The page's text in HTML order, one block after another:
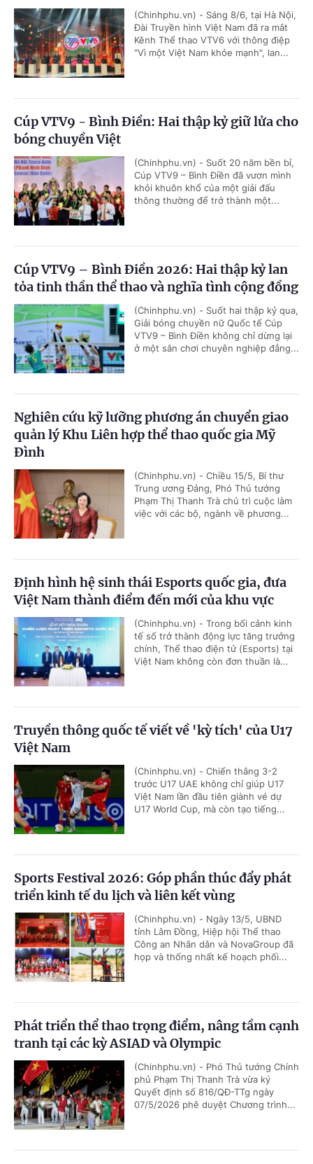
(Chinhphu.vn) - Sáng 8/6, tại Hà Nội,
Đài Truyền hình Việt Nam đã ra mắt
Kênh Thể thao VTV6 với thông điệp
"Vì một Việt Nam khỏe mạnh", lan...
Cúp VTV9 - Bình Điền: Hai thập kỷ giữ lửa cho
bóng chuyền Việt
(Chinhphu.vn) - Suốt 20 năm bền bỉ,
Cúp VTV9 – Bình Điền đã vươn mình
khỏi khuôn khổ của một giải đấu
thông thường để trở thành một...
Cúp VTV9 – Bình Điền 2026: Hai thập kỷ lan
tỏa tinh thần thể thao và nghĩa tình cộng đồng
(Chinhphu.vn) - Suốt hai thập kỷ qua,
Giải bóng chuyền nữ Quốc tế Cúp
VTV9 – Bình Điền không chỉ dừng lại
ở một sân chơi chuyên nghiệp đẳng...
Nghiên cứu kỹ lưỡng phương án chuyển giao
quản lý Khu Liên hợp thể thao quốc gia Mỹ
Đình
(Chinhphu.vn) - Chiều 15/5, Bí thư
Trung ương Đảng, Phó Thủ tướng
Phạm Thị Thanh Trà chủ trì cuộc làm
việc với các bộ, ngành về phương...
Định hình hệ sinh thái Esports quốc gia, đưa
Việt Nam thành điểm đến mới của khu vực
(Chinhphu.vn) - Trong bối cảnh kinh
tế số trở thành động lực tăng trưởng
chính, Thể thao điện tử (Esports) tại
Việt Nam không còn đơn thuần là...
Truyền thông quốc tế viết về 'kỳ tích' của U17
Việt Nam
(Chinhphu.vn) - Chiến thắng 3-2
trước U17 UAE không chỉ giúp U17
Việt Nam lần đầu tiên giành vé dự
U17 World Cup, mà còn tạo tiếng...
Sports Festival 2026: Góp phần thúc đẩy phát
triển kinh tế du lịch và liên kết vùng
(Chinhphu.vn) - Ngày 13/5, UBND
tỉnh Lâm Đồng, Hiệp hội Thể thao
Công an Nhân dân và NovaGroup đã
họp và thống nhất kế hoạch phối...
Phát triển thể thao trọng điểm, nâng tầm cạnh
tranh tại các kỳ ASIAD và Olympic
(Chinhphu.vn) - Phó Thủ tướng Chính
phủ Phạm Thị Thanh Trà vừa ký
Quyết định số 816/QĐ-TTg ngày
07/5/2026 phê duyệt Chương trình...